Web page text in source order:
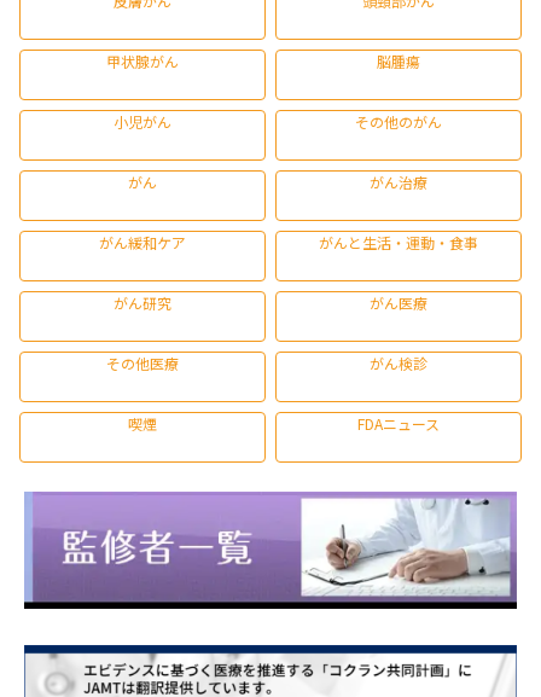
甲状腺がん 脳腫瘍
小児がん その他のがん
がん がん治療
がん緩和ケア がんと生活・運動・食事
がん研究 がん医療
その他医療 がん検診
喫煙 FDAニュース